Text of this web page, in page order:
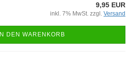
9,95 EUR
inkl. 7% MwSt. zzgl. Versand
IN DEN WARENKORB